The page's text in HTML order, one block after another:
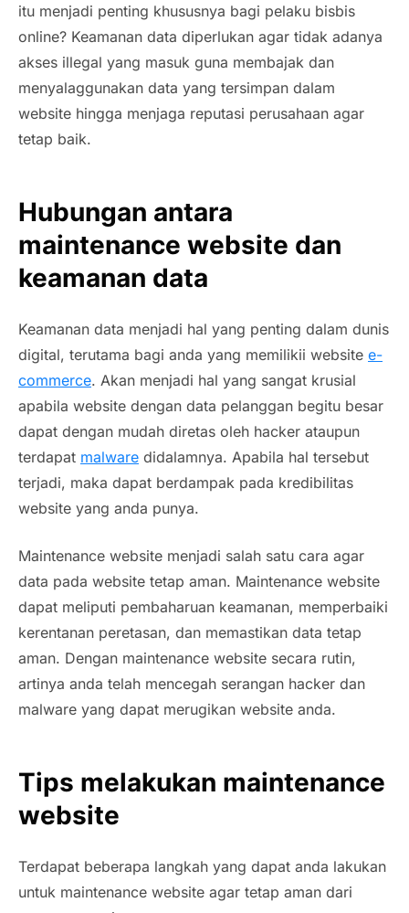
itu menjadi penting khususnya bagi pelaku bisbis
online? Keamanan data diperlukan agar tidak adanya
akses illegal yang masuk guna membajak dan
menyalaggunakan data yang tersimpan dalam
website hingga menjaga reputasi perusahaan agar
tetap baik.
Hubungan antara
maintenance website dan
keamanan data
Keamanan data menjadi hal yang penting dalam dunis
digital, terutama bagi anda yang memilikii website e-
commerce. Akan menjadi hal yang sangat krusial
apabila website dengan data pelanggan begitu besar
dapat dengan mudah diretas oleh hacker ataupun
terdapat malware didalamnya. Apabila hal tersebut
terjadi, maka dapat berdampak pada kredibilitas
website yang anda punya.
Maintenance website menjadi salah satu cara agar
data pada website tetap aman. Maintenance website
dapat meliputi pembaharuan keamanan, memperbaiki
kerentanan peretasan, dan memastikan data tetap
aman. Dengan maintenance website secara rutin,
artinya anda telah mencegah serangan hacker dan
malware yang dapat merugikan website anda.
Tips melakukan maintenance
website
Terdapat beberapa langkah yang dapat anda lakukan
untuk maintenance website agar tetap aman dari